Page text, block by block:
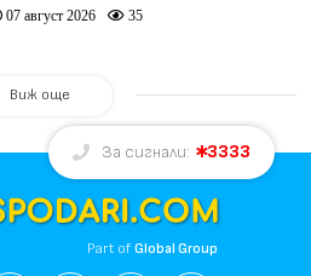
07 август 2026 35
Виж още
За сигнали: 3333
Part ofGlobal Group